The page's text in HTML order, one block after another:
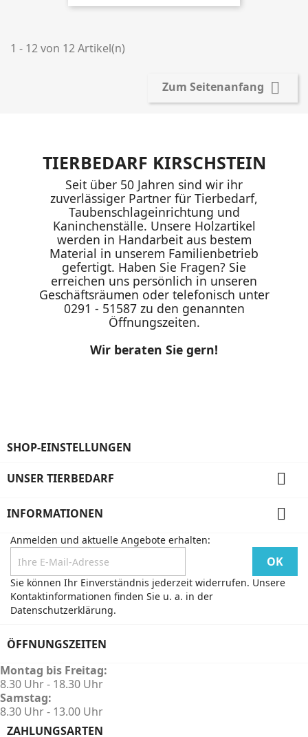
1 - 12 von 12 Artikel(n)
Zum Seitenanfang 
TIERBEDARF KIRSCHSTEIN
Seit über 50 Jahren sind wir ihr
zuverlässiger Partner für Tierbedarf,
Taubenschlageinrichtung und
Kaninchenställe. Unsere Holzartikel
werden in Handarbeit aus bestem
Material in unserem Familienbetrieb
gefertigt. Haben Sie Fragen? Sie
erreichen uns persönlich in unseren
Geschäftsräumen oder telefonisch unter
0291 - 51587 zu den genannten
Öffnungszeiten.
Wir beraten Sie gern!
SHOP-EINSTELLUNGEN
UNSER TIERBEDARF 
INFORMATIONEN 
Anmelden und aktuelle Angebote erhalten:
Sie können Ihr Einverständnis jederzeit widerrufen. Unsere
Kontaktinformationen finden Sie u. a. in der
Datenschutzerklärung.
ÖFFNUNGSZEITEN
Montag bis Freitag:
8.30 Uhr - 18.30 Uhr
Samstag:
8.30 Uhr - 13.00 Uhr
ZAHLUNGSARTEN